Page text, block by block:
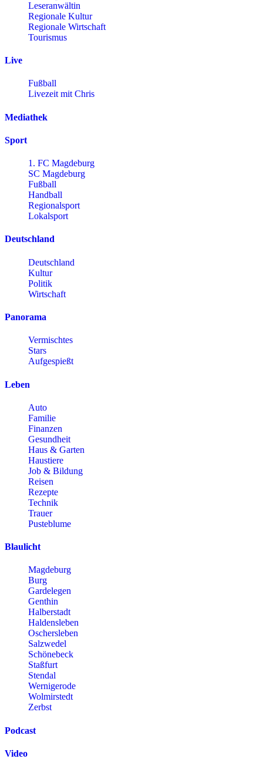
Leseranwältin
Regionale Kultur
Regionale Wirtschaft
Tourismus
Live
Fußball
Livezeit mit Chris
Mediathek
Sport
1. FC Magdeburg
SC Magdeburg
Fußball
Handball
Regionalsport
Lokalsport
Deutschland
Deutschland
Kultur
Politik
Wirtschaft
Panorama
Vermischtes
Stars
Aufgespießt
Leben
Auto
Familie
Finanzen
Gesundheit
Haus & Garten
Haustiere
Job & Bildung
Reisen
Rezepte
Technik
Trauer
Pusteblume
Blaulicht
Magdeburg
Burg
Gardelegen
Genthin
Halberstadt
Haldensleben
Oschersleben
Salzwedel
Schönebeck
Staßfurt
Stendal
Wernigerode
Wolmirstedt
Zerbst
Podcast
Video